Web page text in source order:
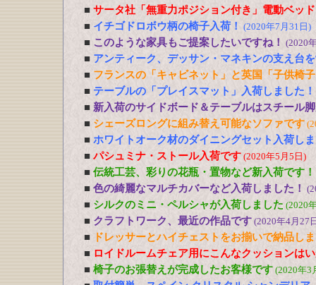
■ サータ社「無重力ポジション付き」電動ベッ
■ イチゴドロボウ柄の椅子入荷！ (2020年7月31日)
■ このような家具もご提案したいですね！ (2020
■ アンティーク、デッサン・マネキンの支え台
■ フランスの「キャビネット」と英国「子供椅
■ テーブルの「プレイスマット」入荷しました！
■ 新入荷のサイドボード＆テーブルはスチール
■ シェーズロングに組み替え可能なソファです
■ ホワイトオーク材のダイニングセット入荷し
■ パシュミナ・ストール入荷です (2020年5月5日)
■ 伝統工芸、彩りの花瓶・置物など新入荷です！
■ 色の綺麗なマルチカバーなど入荷しました！
■ シルクのミニ・ペルシャが入荷しました (2020
■ クラフトワーク、最近の作品です (2020年4月27
■
ドレッサーとハイチェストをお揃いで納品し
■ ロイドルームチェア用にこんなクッションは
■ 椅子のお張替えが完成したお客様です (2020年3